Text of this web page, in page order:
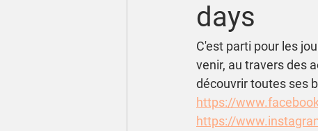
days
C'est parti pour les
venir, au travers des
découvrir toutes ses
https://
https://